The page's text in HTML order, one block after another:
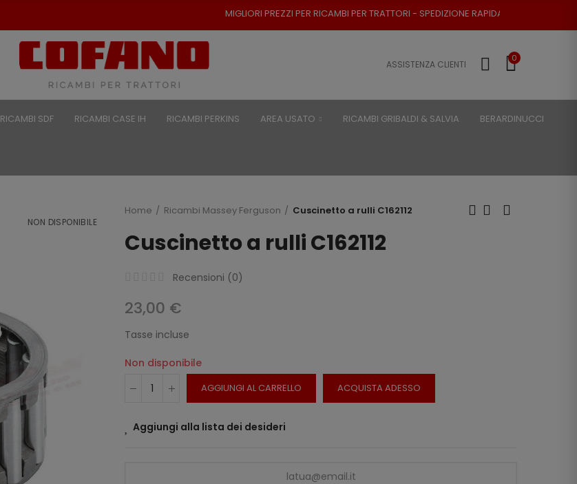
MIGLIORI PREZZI PER RICAMBI PER TRATTORI - SPEDIZIONE RAPIDA - RESO POSSIBILE
ASSISTENZA CLIENTI
0
RICAMBI SDF RICAMBI CASE IH RICAMBI PERKINS AREA USATO RICAMBI GRIBALDI & SALVIA BERARDINUCCI
NON DISPONIBILE
Home Ricambi Massey Ferguson Cuscinetto a rulli C162112
Cuscinetto a rulli C162112
Recensioni (0)
23,00 €
Tasse incluse
Non disponibile
AGGIUNGI AL CARRELLO ACQUISTA ADESSO
Aggiungi alla lista dei desideri